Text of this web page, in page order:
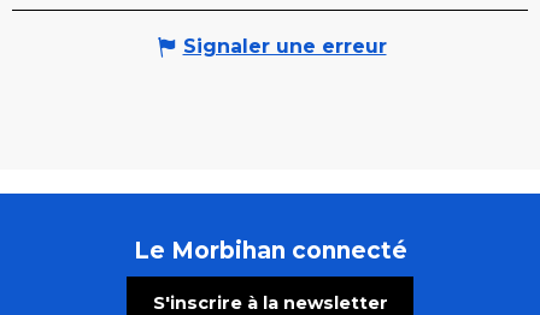
Signaler une erreur
Le Morbihan connecté
S'inscrire à la newsletter